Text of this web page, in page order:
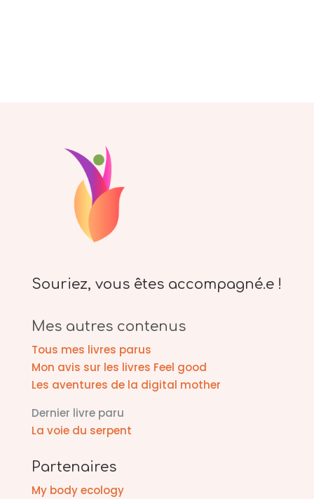
Souriez, vous êtes accompagné.e !
Mes autres contenus
Tous mes livres parus
Mon avis sur les livres Feel good
Les aventures de la digital mother
Dernier livre paru
La voie du serpent
Partenaires
My body ecology